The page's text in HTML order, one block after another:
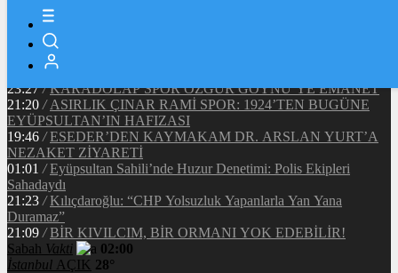
/ MHP EYÜPSULTAN TEŞKİLATI’NIN ACI GÜNÜ
13:33
/ BAŞKAN DR. MİTHAT BÜLENT ÖZMEN’DEN
KAMUOYUNA AÇIKLAMA
Makyaj Sanatçısı Uzay Damla Yıldız, Uluslararası
Başarılarıyla Türkiye’yi Temsil Ediyor
23:27 / KARADOLAP SPOR ÖZGÜR GÖYNÜ’YE EMANET
21:20 / ASIRLIK ÇINAR RAMİ SPOR: 1924’TEN BUGÜNE
EYÜPSULTAN’IN HAFIZASI
19:46 / ESEDER’DEN KAYMAKAM DR. ARSLAN YURT’A
NEZAKET ZİYARETİ
01:01 / Eyüpsultan Sahili’nde Huzur Denetimi: Polis Ekipleri
Sahadaydı
21:23 / Kılıçdaroğlu: “CHP Yolsuzluk Yapanlarla Yan Yana
Duramaz”
21:09 / BİR KIVILCIM, BİR ORMANI YOK EDEBİLİR!
Sabah Vakti
02:00
İstanbul AÇIK 28°